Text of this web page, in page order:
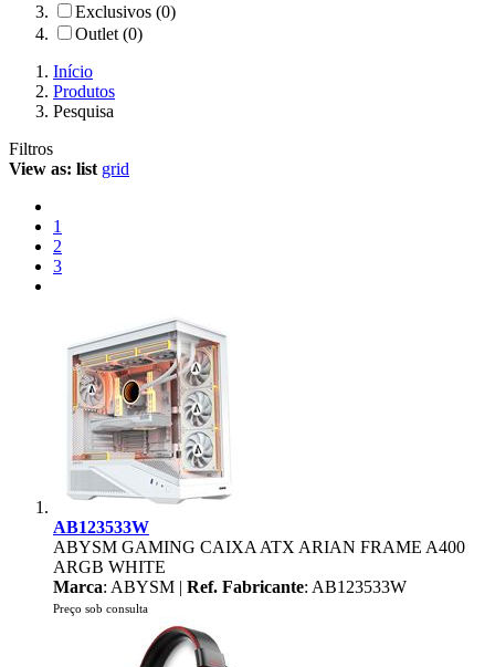
Exclusivos (0)
Outlet (0)
Início
Produtos
Pesquisa
Filtros
View as: list grid
1
2
3
AB123533W
ABYSM GAMING CAIXA ATX ARIAN FRAME A400
ARGB WHITE
Marca: ABYSM | Ref. Fabricante: AB123533W
Preço sob consulta